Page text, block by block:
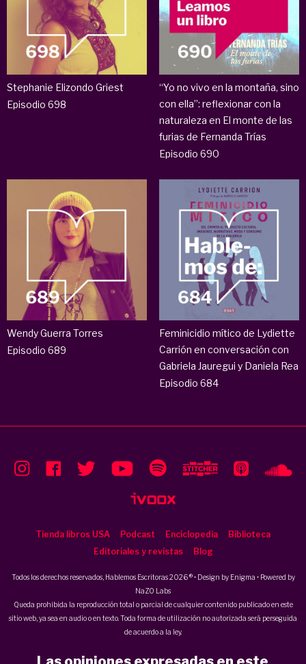
Stephanie Elizondo Griest
Episodio 698
“Yo no vivo en la montaña, sino
con ella”: reflexionar con la
naturaleza en El monte de las
furias de Fernanda Trías
Episodio 690
Wendy Guerra Torres
Episodio 689
Feminicidio mítico de Lydiette
Carrión en conversación con
Gabriela Jauregui y Daniela Rea
Episodio 684
Tienda libros USA Podcast Enciclopedia
Biblioteca
Editoriales y revistas
Blog
Todos los derechos reservados, Hablemos Escritoras 2026 ® • Design by Enigma • Powered by
NaZO Labs
Queda prohibida la reproducción total o parcial de cualquier contenido publicado en este
sitio web, ya sea en audio o en texto. Toda forma de utilización no autorizada será perseguida
de acuerdo a la ley.